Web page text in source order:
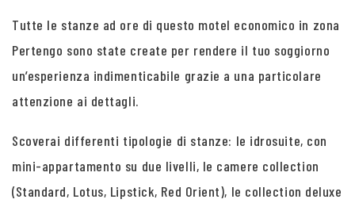
Tutte le stanze ad ore di questo motel economico in zona
Pertengo sono state create per rendere il tuo soggiorno
un’esperienza indimenticabile grazie a una particolare
attenzione ai dettagli.
Scoverai differenti tipologie di stanze: le idrosuite, con
mini-appartamento su due livelli, le camere collection
(Standard, Lotus, Lipstick, Red Orient), le collection deluxe